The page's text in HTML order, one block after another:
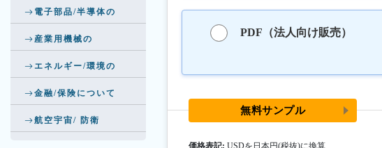
電子部品/半導体の
産業用機械の
エネルギー/環境の
金融/保険について
航空宇宙/ 防衛
PDF（法人向け販売）
無料サンプル
価格表記: USDを日本円(税抜)に換算